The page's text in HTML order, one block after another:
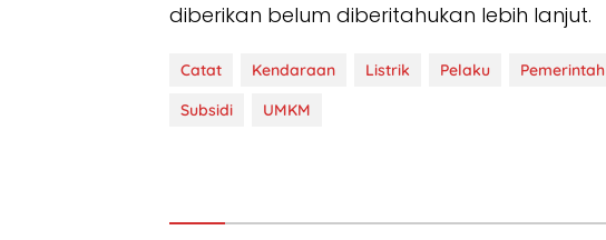
diberikan belum diberitahukan lebih lanjut.
Catat Kendaraan Listrik Pelaku Pemerintah
Subsidi
UMKM